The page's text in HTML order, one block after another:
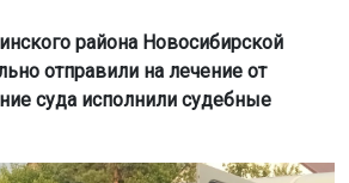
района Новосибирской
отправили на лечение от
суда исполнили судебные